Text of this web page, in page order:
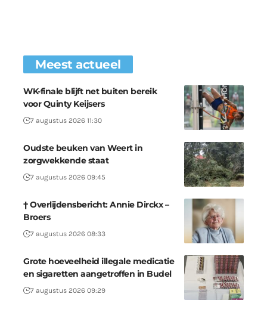
Meest actueel
WK-finale blijft net buiten bereik
voor Quinty Keijsers
7 augustus 2026 11:30
Oudste beuken van Weert in
zorgwekkende staat
7 augustus 2026 09:45
† Overlijdensbericht: Annie Dirckx –
Broers
7 augustus 2026 08:33
Grote hoeveelheid illegale medicatie
en sigaretten aangetroffen in Budel
7 augustus 2026 09:29